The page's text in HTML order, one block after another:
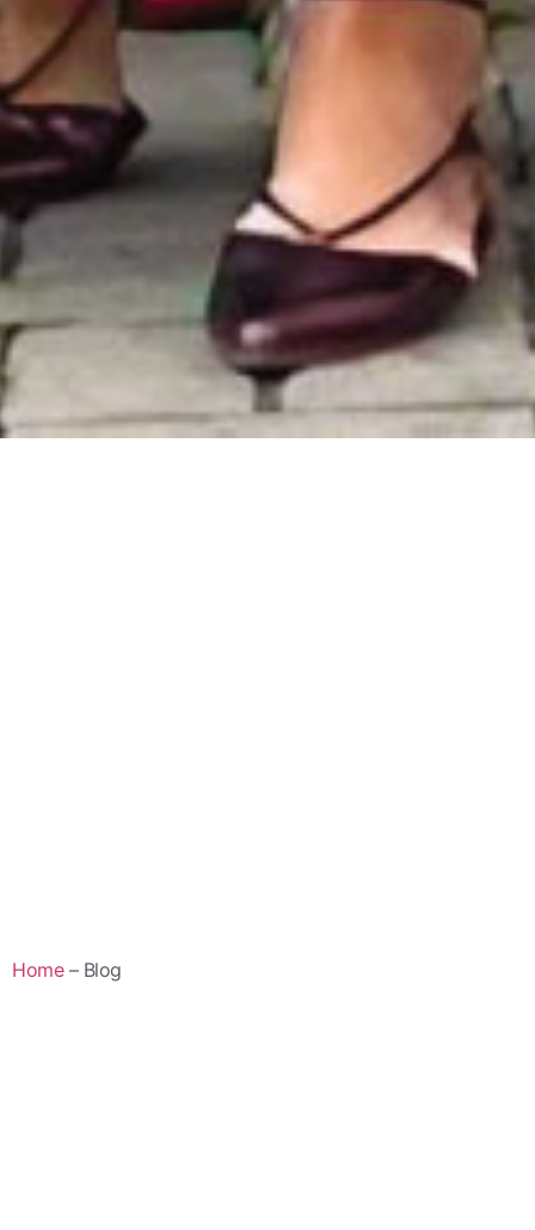
Home– Blog